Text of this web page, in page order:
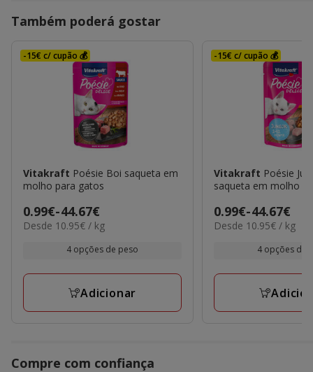
Também poderá gostar
-15€ c/ cupão 💰
Vitakraft Poésie Boi saqueta em
molho para gatos
Preço
de
44.67€
0.99€-44.67€
10.95€
Desde 10.95€ / kg
4 opções de peso
Adicionar
-15€ c/ cupão 💰
Vitakraft Poésie
saqueta em molho
Preço
de
44.67€
0.99€-44.67€
10.95€
Desde 10.95€ / kg
4 opções de
Compre com confiança